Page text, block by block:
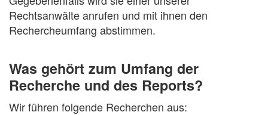
Rechtsanwälte anrufen und mit ihnen den
Rechercheumfang abstimmen.
Was gehört zum Umfang der
Recherche und des Reports?
Wir führen folgende Recherchen aus: